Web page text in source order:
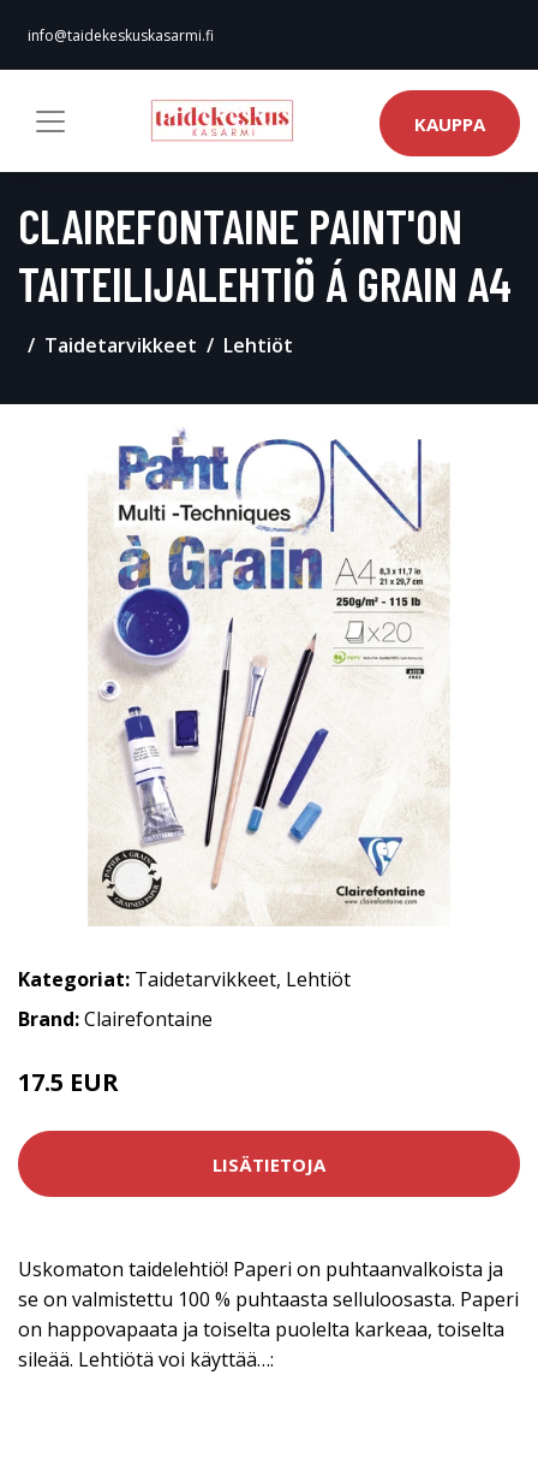
info@taidekeskuskasarmi.fi
KAUPPA
CLAIREFONTAINE PAINT'ON
TAITEILIJALEHTIÖ Á GRAIN A4
Taidetarvikkeet Lehtiöt
Kategoriat: Taidetarvikkeet, Lehtiöt
Brand:Clairefontaine
17.5 EUR
LISÄTIETOJA
Uskomaton taidelehtiö! Paperi on puhtaanvalkoista ja
se on valmistettu 100 % puhtaasta selluloosasta. Paperi
on happovapaata ja toiselta puolelta karkeaa, toiselta
sileää. Lehtiötä voi käyttää…: